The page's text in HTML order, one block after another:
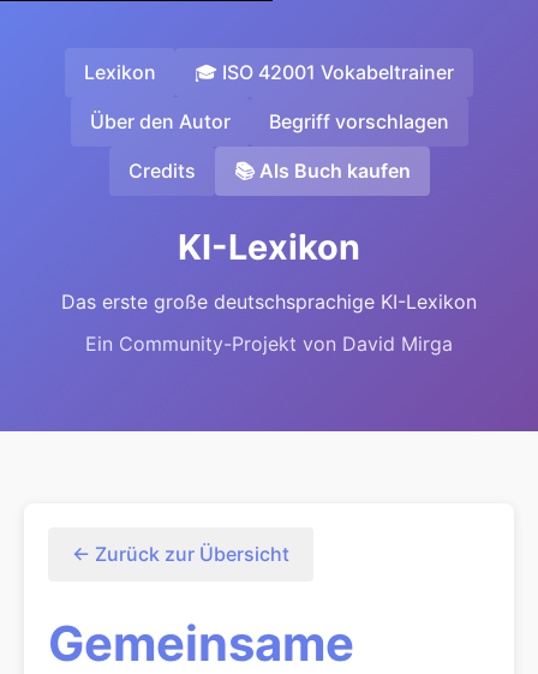
Lexikon 🎓 ISO 42001 Vokabeltrainer
Über den Autor Begriff vorschlagen
Credits 📚 Als Buch kaufen
KI-Lexikon
Das erste große deutschsprachige KI-Lexikon
Ein Community-Projekt von David Mirga
← Zurück zur Übersicht
Gemeinsame